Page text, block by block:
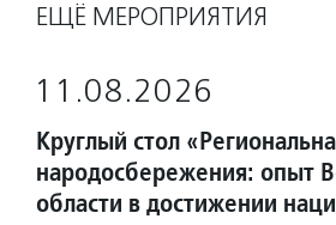
ЕЩЁ МЕРОПРИЯТИЯ
11.08.2026
Круглый стол
народосбережения: опыт
области в достижении